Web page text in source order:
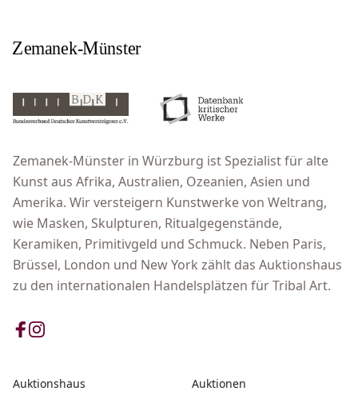
Zemanek-Münster in Würzburg ist Spezialist für alte
Kunst aus Afrika, Australien, Ozeanien, Asien und
Amerika. Wir versteigern Kunstwerke von Weltrang,
wie Masken, Skulpturen, Ritualgegenstände,
Keramiken, Primitivgeld und Schmuck. Neben Paris,
Brüssel, London und New York zählt das Auktionshaus
zu den internationalen Handelsplätzen für Tribal Art.
Auktionshaus
Auktionen